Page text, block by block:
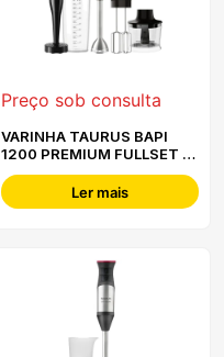
Preço sob consulta
VARINHA TAURUS BAPI
1200 PREMIUM FULLSET -
916.393
Ler mais